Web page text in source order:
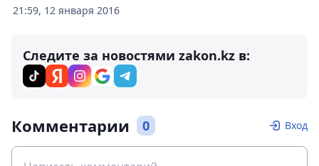
21:59, 12 января 2016
Следите за новостями zakon.kz в:
Комментарии 0 Вход